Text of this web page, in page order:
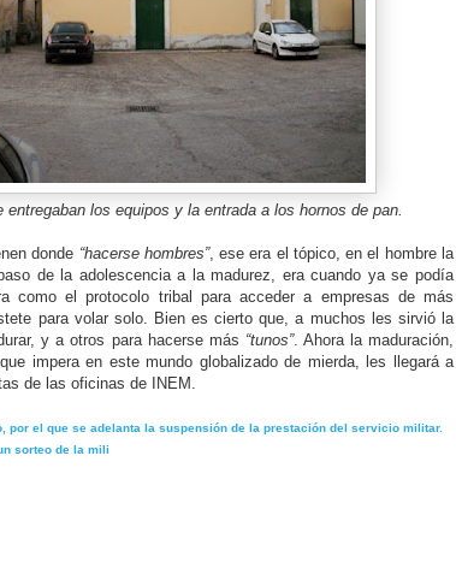
entregaban los equipos y la entrada a los hornos de pan.
donde “hacerse hombres”, ese era el tópico, en el hombre la
de la adolescencia a la madurez, era cuando ya se podía
como el protocolo tribal para acceder a empresas de más
para volar solo. Bien es cierto que, a muchos les sirvió la
y a otros para hacerse más “tunos”. Ahora la maduración,
impera en este mundo globalizado de mierda, les llegará a
de las oficinas de INEM.
por el que se adelanta la suspensión de la prestación del servicio militar.
sorteo de la mili